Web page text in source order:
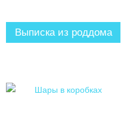
Выписка из роддома